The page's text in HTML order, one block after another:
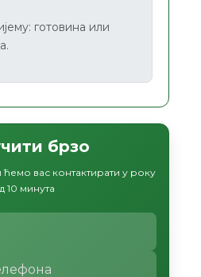
готовина или
брзо
вас контактирати у року
10 минута